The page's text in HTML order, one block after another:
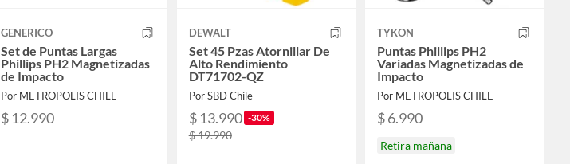
GENERICO
Set de Puntas Largas
Phillips PH2 Magnetizadas
de Impacto
Por METROPOLIS CHILE
$ 12.990
DEWALT
Set 45 Pzas Atornillar De
Alto Rendimiento
DT71702-QZ
Por SBD Chile
$ 13.990 -30%
$ 19.990
TYKON
Puntas Phillips PH2
Variadas Magnetizadas de
Impacto
Por METROPOLIS CHILE
$ 6.990
Retira mañana